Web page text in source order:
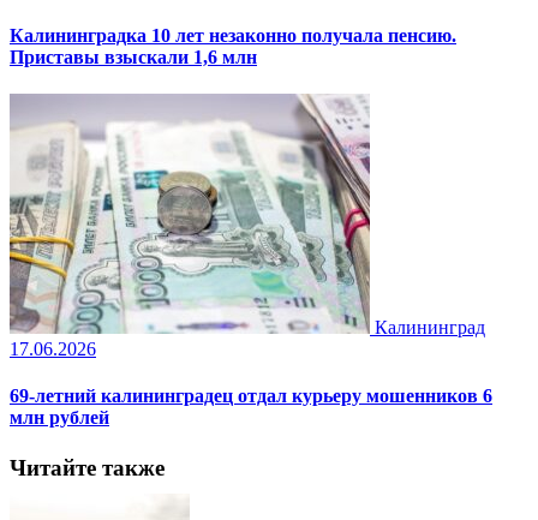
Калининградка 10 лет незаконно получала пенсию.
Приставы взыскали 1,6 млн
Калининград
17.06.2026
69-летний калининградец отдал курьеру мошенников 6
млн рублей
Читайте также